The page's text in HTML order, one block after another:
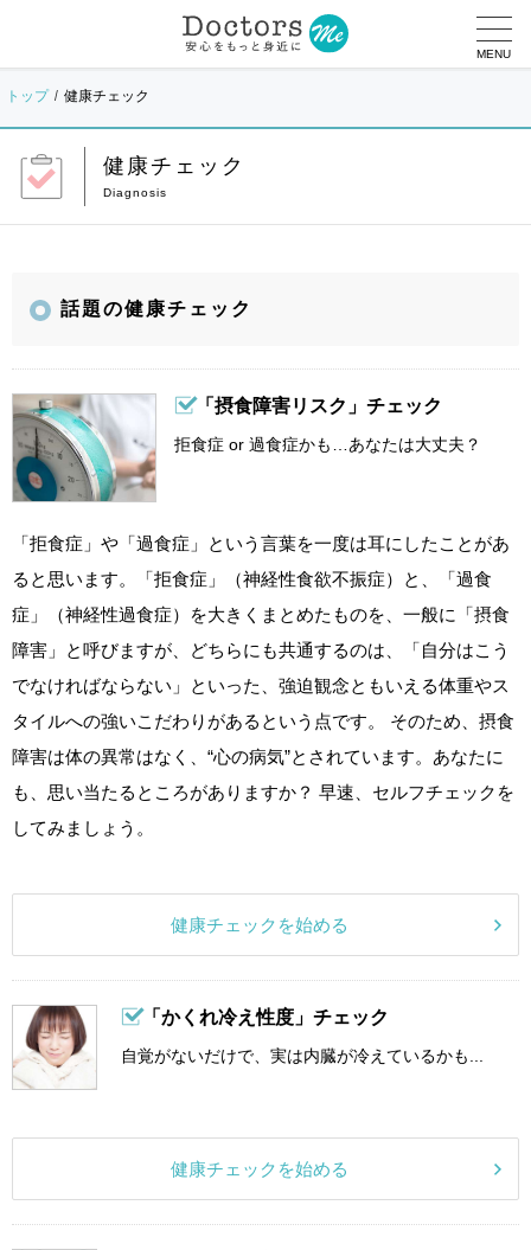
MENU
トップ 健康チェック
健康チェック
話題の健康チェック
「摂食障害リスク」チェック
拒食症 or 過食症かも…あなたは大丈夫？
「拒食症」や「過食症」という言葉を一度は耳にしたことがあ
ると思います。「拒食症」（神経性食欲不振症）と、「過食
症」（神経性過食症）を大きくまとめたものを、一般に「摂食
障害」と呼びますが、どちらにも共通するのは、「自分はこう
でなければならない」といった、強迫観念ともいえる体重やス
タイルへの強いこだわりがあるという点です。 そのため、摂食
障害は体の異常はなく、“心の病気”とされています。あなたに
も、思い当たるところがありますか？ 早速、セルフチェックを
してみましょう。
健康チェックを始める
「かくれ冷え性度」チェック
自覚がないだけで、実は内臓が冷えているかも...
健康チェックを始める